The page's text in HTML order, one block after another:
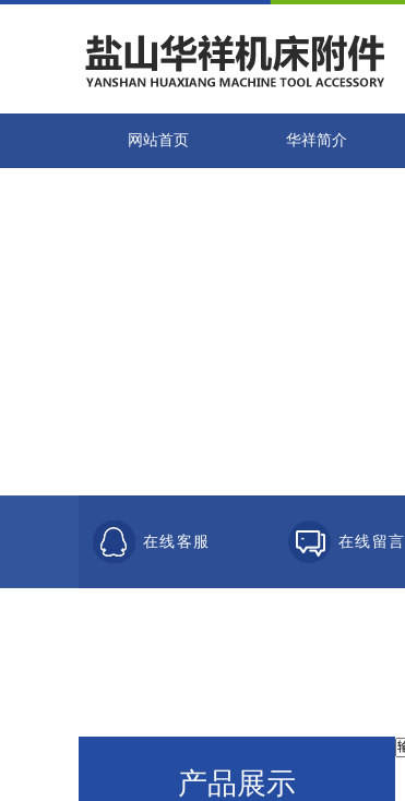
网站首页 华祥简介
在线客服 在线留言
产品展示